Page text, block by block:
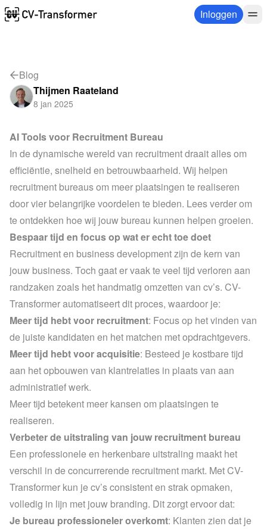
Inloggen
Blog
Thijmen Raateland
8 jan 2025
AI Tools voor Recruitment Bureau
In de dynamische wereld van recruitment draait alles om
efficiëntie, snelheid en betrouwbaarheid. Wij helpen
recruitment bureaus om meer plaatsingen te realiseren
door vier belangrijke voordelen te bieden. Lees verder om
te ontdekken hoe wij jouw bureau kunnen helpen groeien.
Bespaar tijd en focus op wat er echt toe doet
Recruitment en business development zijn de kern van
jouw business. Toch gaat er vaak te veel tijd verloren aan
randzaken zoals het handmatig omzetten van cv’s. CV-
Transformer automatiseert dit proces, waardoor je:
Meer tijd hebt voor recruitment: Focus op het vinden van
de juiste kandidaten en het matchen met opdrachtgevers.
Meer tijd hebt voor acquisitie: Besteed je kostbare tijd
aan het opbouwen van klantrelaties in plaats van aan
administratief werk.
Meer tijd betekent meer kansen om plaatsingen te
realiseren.
Verbeter de uitstraling van jouw recruitment bureau
Een professionele en herkenbare uitstraling maakt het
verschil in de concurrerende recruitment markt. Met CV-
Transformer kun je cv’s consistent en strak opmaken,
volledig in lijn met jouw branding. Dit zorgt ervoor dat:
Je bureau professioneler overkomt: Klanten zien dat je